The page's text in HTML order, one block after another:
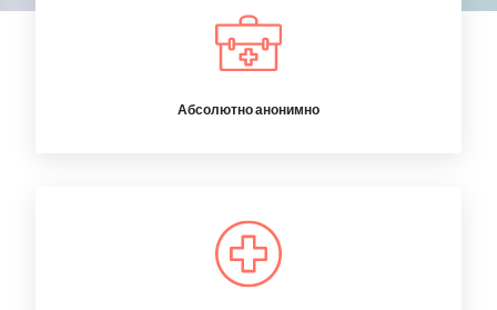
Абсолютно анонимно